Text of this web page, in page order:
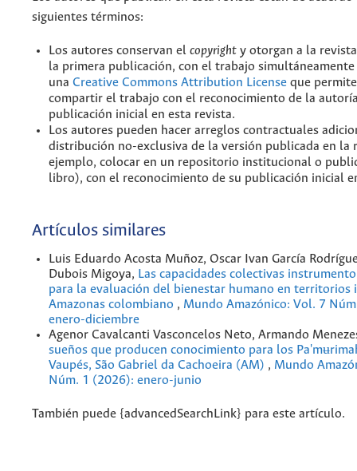
siguientes términos:
Los autores conservan el copyright y otorgan a la
la primera publicación, con el trabajo
una Creative Commons Attribution License que
compartir el trabajo con el reconocimiento de la
publicación inicial en esta revista.
Los autores pueden hacer arreglos contractuales
distribución no-exclusiva de la versión publicada en la
ejemplo, colocar en un repositorio institucional o
libro), con el reconocimiento de su publicación inicial
Artículos similares
Luis Eduardo Acosta Muñoz, Oscar Ivan García
Dubois Migoya, Las capacidades colectivas
para la evaluación del bienestar humano en territorios
Amazonas colombiano , Mundo Amazónico: Vol. 7
enero-diciembre
Agenor Cavalcanti Vasconcelos Neto, Armando
sueños que producen conocimiento para los
Vaupés, São Gabriel da Cachoeira (AM) , Mundo
Núm. 1 (2026): enero-junio
También puede {advancedSearchLink} para este artículo.